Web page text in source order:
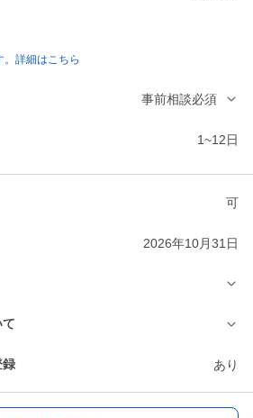
詳細はこちら
事前相談必須
1~12日
可
2026年10月31日
録 あり